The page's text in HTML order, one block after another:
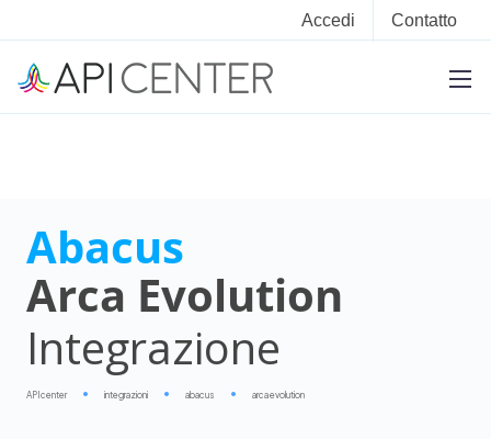
Accedi Contatto
Abacus
Arca Evolution
Integrazione
APIcenter integrazioni abacus arca evolution